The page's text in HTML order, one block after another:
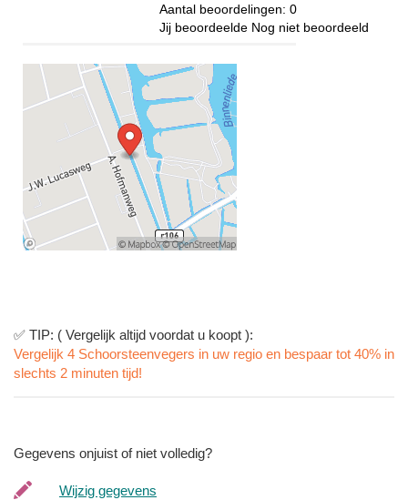
Aantal beoordelingen: 0
Jij beoordeelde Nog niet beoordeeld
✅ TIP: ( Vergelijk altijd voordat u koopt ):
Vergelijk 4 Schoorsteenvegers in uw regio en bespaar tot 40% in
slechts 2 minuten tijd!
Gegevens onjuist of niet volledig?
Wijzig gegevens